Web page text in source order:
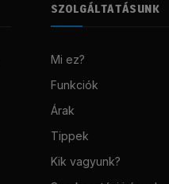
SZOLGÁLTATÁSUNK
Mi ez?
Funkciók
Árak
Tippek
Kik vagyunk?